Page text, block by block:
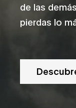
de las
pierdas lo